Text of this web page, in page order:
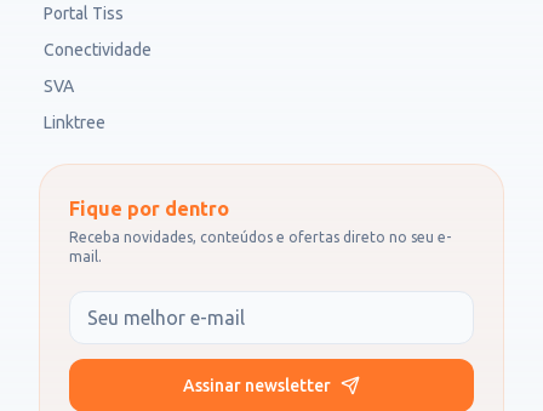
Portal Tiss
Conectividade
SVA
Linktree
Fique por dentro
Receba novidades, conteúdos e ofertas direto no seu e-
mail.
Seu e-mail
Assinar newsletter